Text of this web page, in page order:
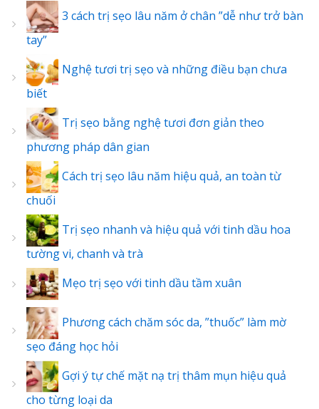
3 cách trị sẹo lâu năm ở chân ”dễ như trở bàn
tay”
Nghệ tươi trị sẹo và những điều bạn chưa
biết
Trị sẹo bằng nghệ tươi đơn giản theo
phương pháp dân gian
Cách trị sẹo lâu năm hiệu quả, an toàn từ
chuối
Trị sẹo nhanh và hiệu quả với tinh dầu hoa
tường vi, chanh và trà
Mẹo trị sẹo với tinh dầu tầm xuân
Phương cách chăm sóc da, ”thuốc” làm mờ
sẹo đáng học hỏi
Gợi ý tự chế mặt nạ trị thâm mụn hiệu quả
cho từng loại da